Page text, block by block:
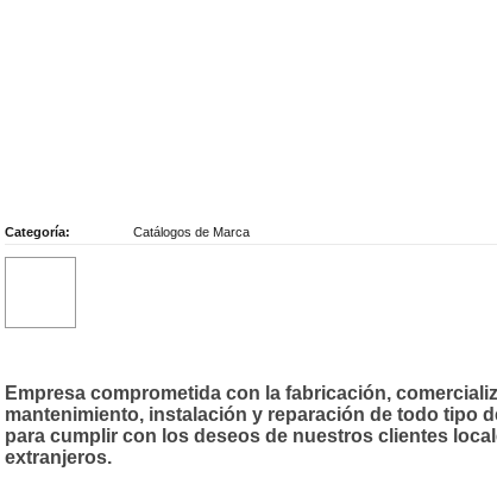
Categoría: Catálogos de Marca
Empresa comprometida con la fabricación,
mantenimiento, instalación y reparación de todo tipo
para cumplir con los deseos de nuestros clientes
extranjeros.